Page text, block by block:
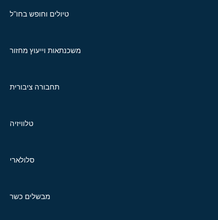
טיולים וחופש בחו"ל
משכנתאות וייעוץ מחזור
תחבורה ציבורית
טלוויזיה
סלולארי
מבשלים כשר